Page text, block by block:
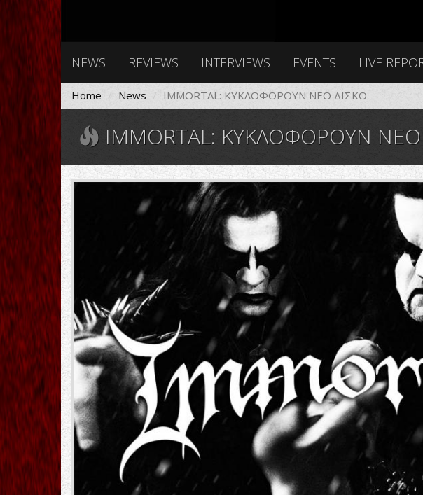
NEWS REVIEWS INTERVIEWS EVENTS LIVE
Home News IMMORTAL: ΚΥΚΛΟΦΟΡΟΥΝ ΝΕΟ ΔΙΣΚΟ
IMMORTAL: ΚΥΚΛΟΦΟΡΟΥΝ ΝΕΟ
immortal-
2018-
logo.jpg